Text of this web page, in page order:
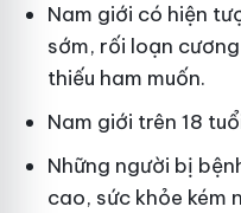
Nam giới có hiện
sớm, rối loạn
thiếu ham muốn.
Nam giới trên 18
Những người bị
cao, sức khỏe kém